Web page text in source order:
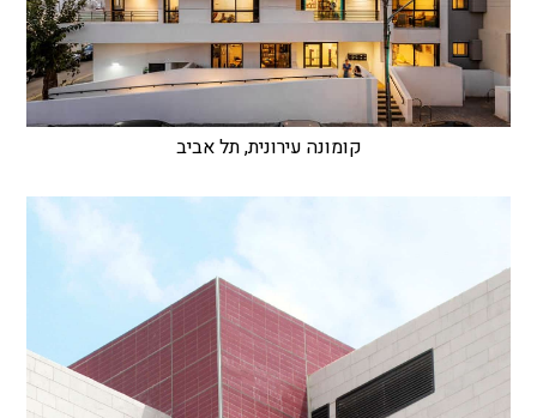
קומונה עירונית, תל אביב